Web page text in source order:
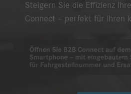
Steigern Sie die Effizienz
Connect – perfekt für Ihren